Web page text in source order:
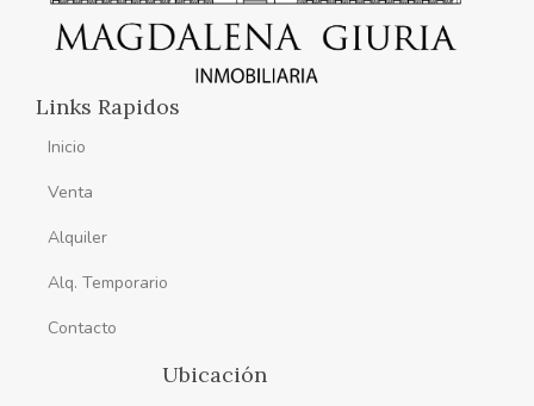
Links Rapidos
Inicio
Venta
Alquiler
Alq. Temporario
Contacto
Ubicación